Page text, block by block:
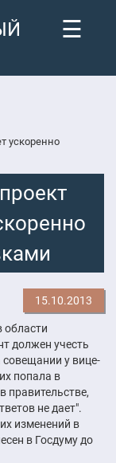
☰
ускоренно
15.10.2013
области
должен учесть
у вице-
попала в
правительстве,
не дает".
изменений в
в Госдуму до